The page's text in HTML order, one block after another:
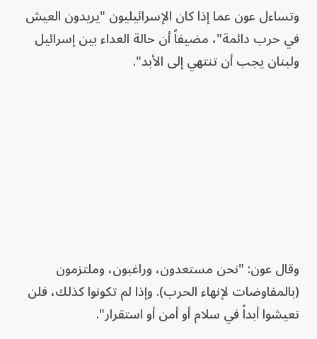
وتساءل عون عما إذا كان الإسرائيليون "يريدون العيش
في حرب دائمة"، مضيفاً أن حالة العداء بين إسرائيل
ولبنان يجب أن تنتهي إلى الأبد".
وقال عون: "نحن مستعدون، وراغبون، وملتزمون
(بالمفاوضات لإنهاء الحرب). وإذا لم تكونوا كذلك، فلن
تعيشوا أبداً في سلام أو أمن أو استقرار".